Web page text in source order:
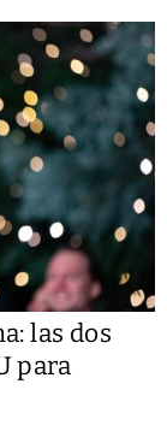
las dos
para